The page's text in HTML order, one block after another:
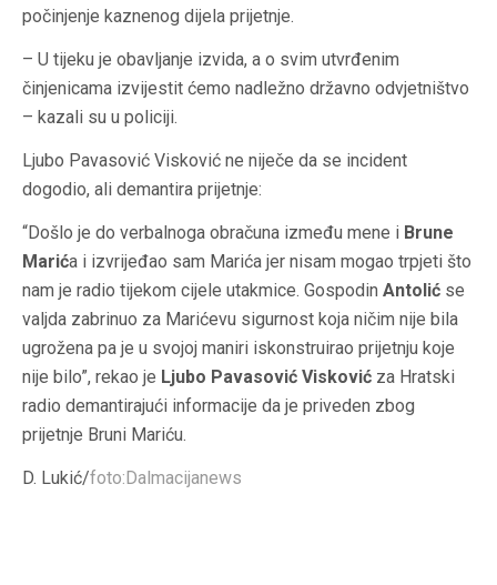
počinjenje kaznenog dijela prijetnje.
– U tijeku je obavljanje izvida, a o svim utvrđenim
činjenicama izvijestit ćemo nadležno državno odvjetništvo
– kazali su u policiji.
Ljubo Pavasović Visković ne niječe da se incident
dogodio, ali demantira prijetnje:
“Došlo je do verbalnoga obračuna između mene i Brune
Marića i izvrijeđao sam Marića jer nisam mogao trpjeti što
nam je radio tijekom cijele utakmice. Gospodin Antolić se
valjda zabrinuo za Marićevu sigurnost koja ničim nije bila
ugrožena pa je u svojoj maniri iskonstruirao prijetnju koje
nije bilo”, rekao je Ljubo Pavasović Visković za Hratski
radio demantirajući informacije da je priveden zbog
prijetnje Bruni Mariću.
D. Lukić/foto:Dalmacijanews